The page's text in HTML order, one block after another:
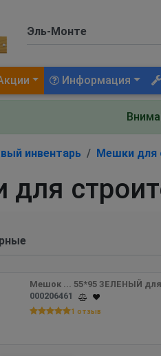
Информация
инвентарь Мешки для
Мешок ... 55*95 ЗЕЛЕНЫЙ
000206461
1 отзыв